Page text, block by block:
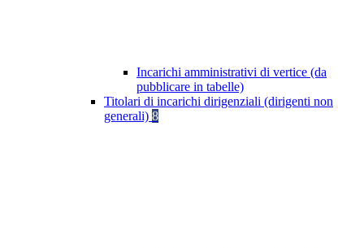
Incarichi amministrativi di vertice (da
pubblicare in tabelle)
Titolari di incarichi dirigenziali (dirigenti non
generali) 8